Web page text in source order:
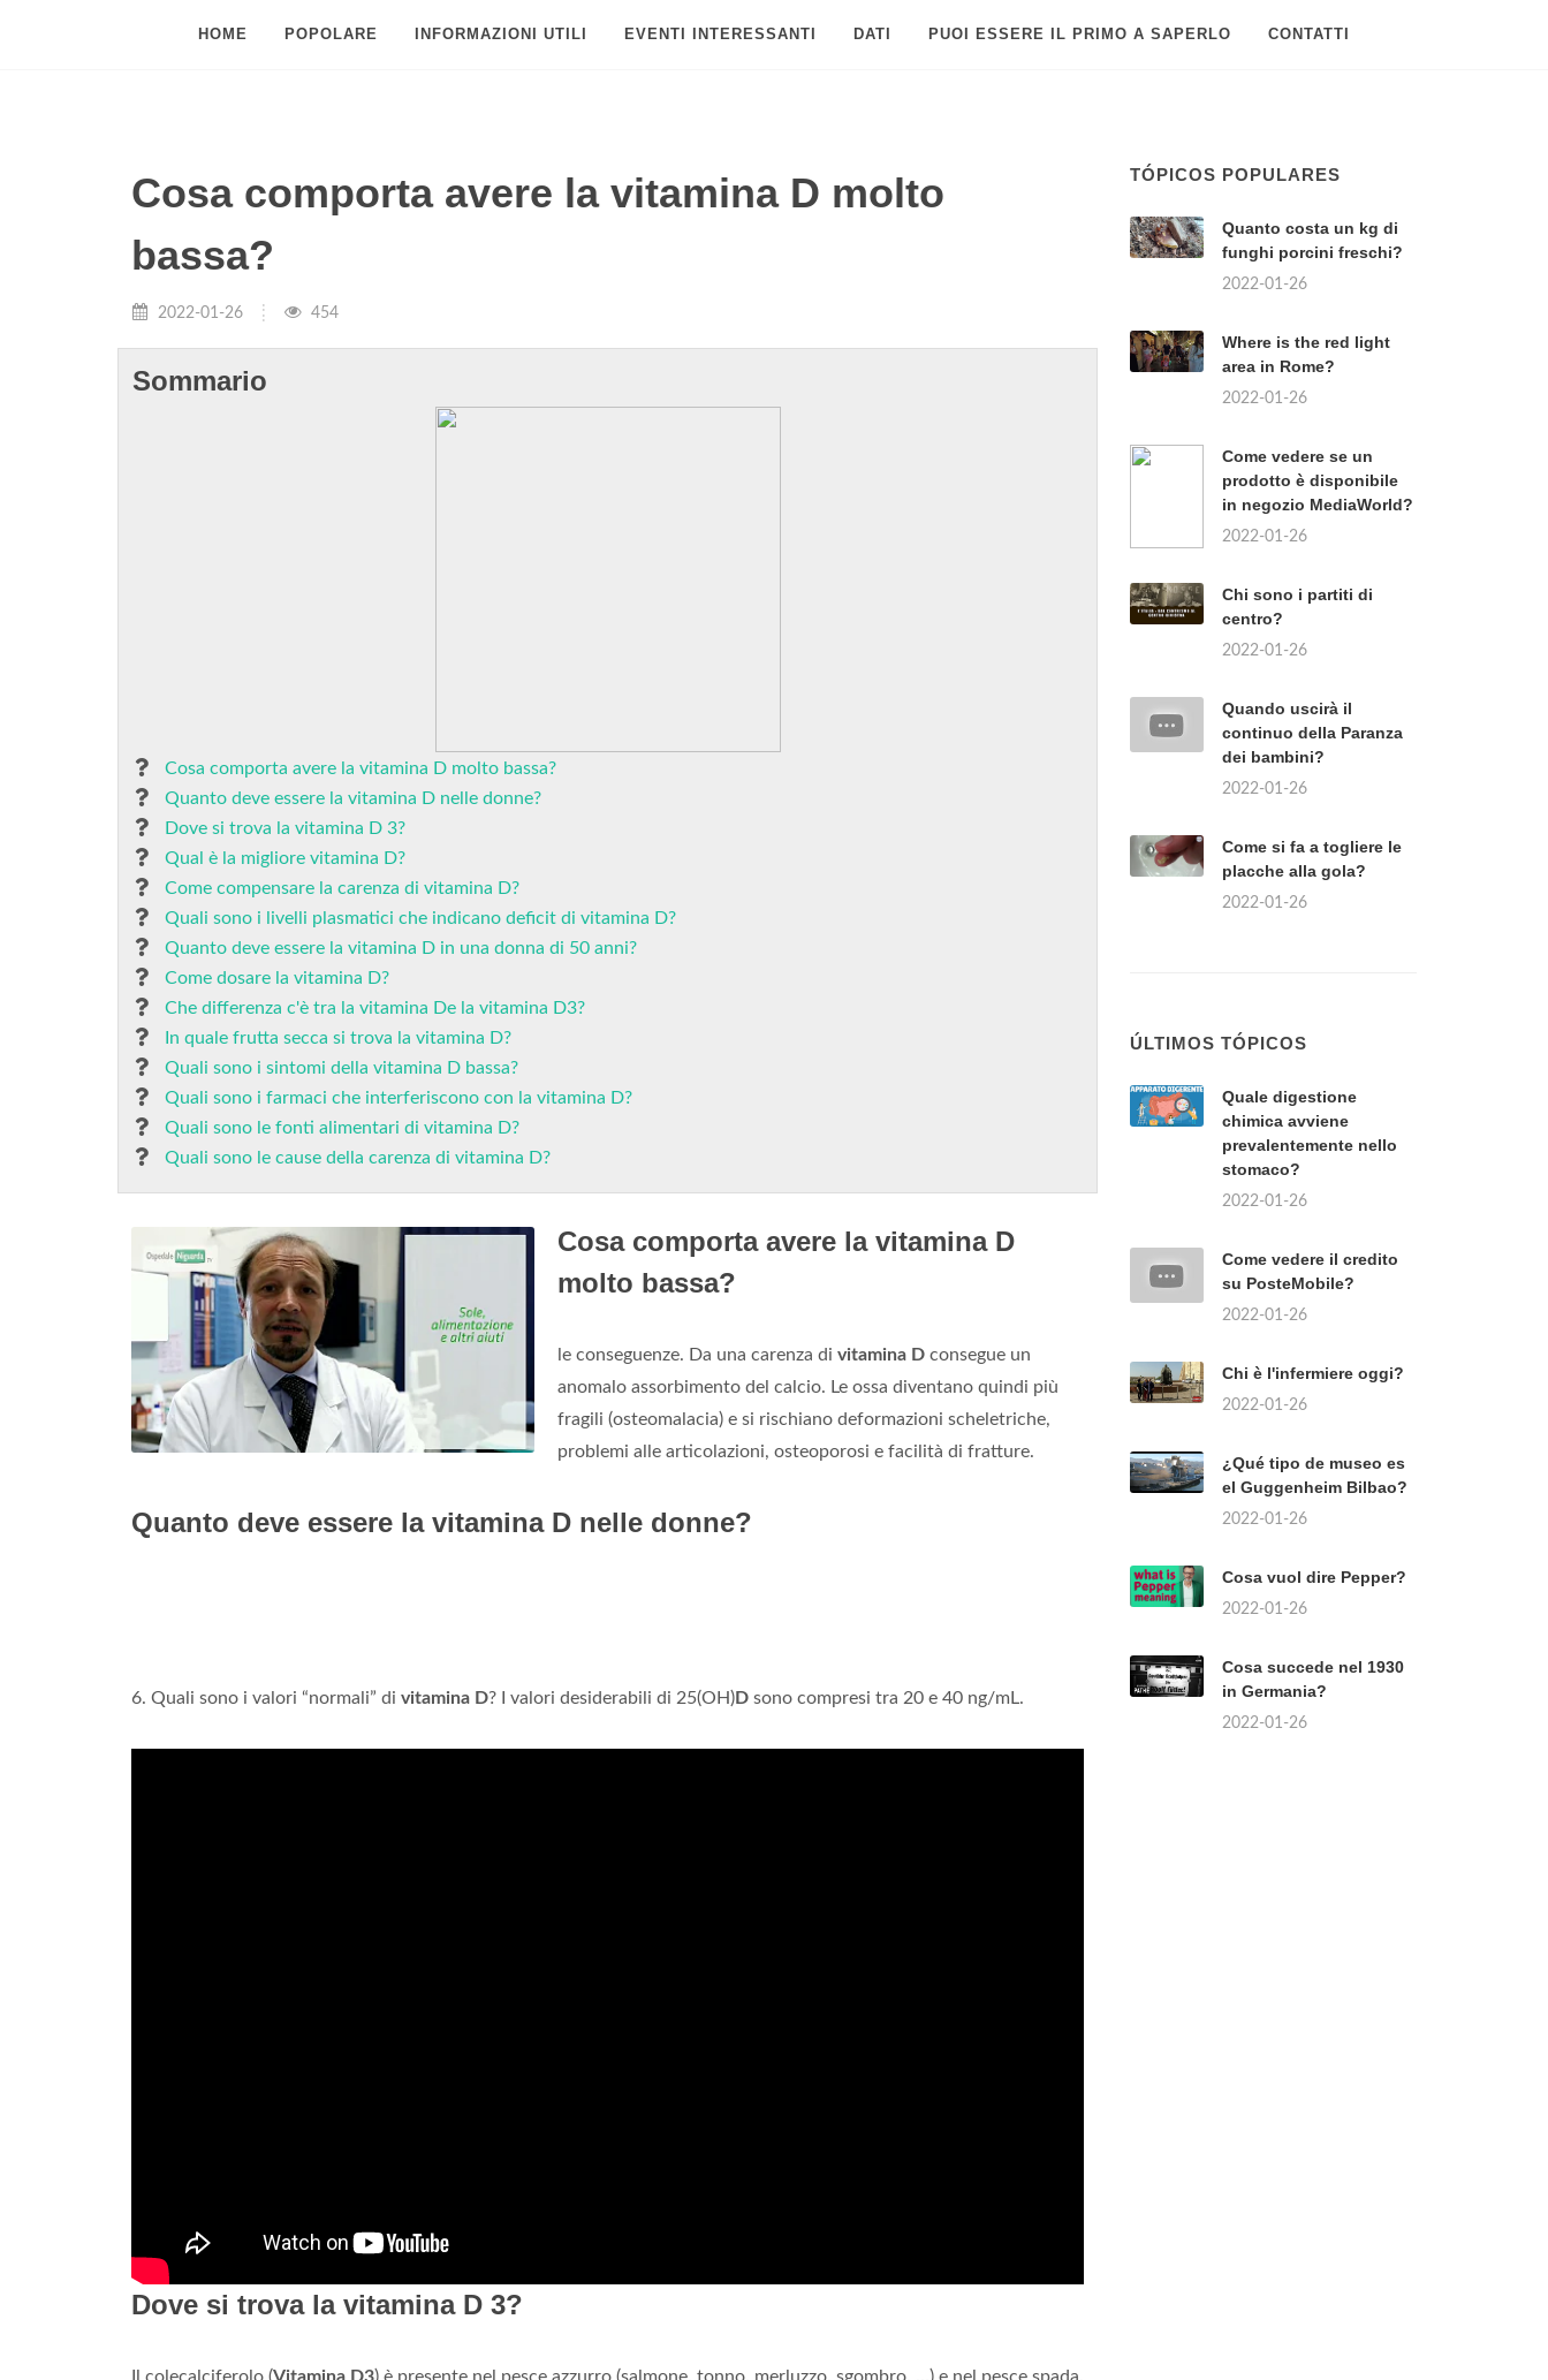
HOME POPOLARE INFORMAZIONI UTILI EVENTI INTERESSANTI DATI PUOI ESSERE IL PRIMO A SAPERLO CONTATTI
Cosa comporta avere la vitamina D molto
bassa?
2022-01-26 454
Sommario
Cosa comporta avere la vitamina D molto bassa?
Quanto deve essere la vitamina D nelle donne?
Dove si trova la vitamina D 3?
Qual è la migliore vitamina D?
Come compensare la carenza di vitamina D?
Quali sono i livelli plasmatici che indicano deficit di vitamina D?
Quanto deve essere la vitamina D in una donna di 50 anni?
Come dosare la vitamina D?
Che differenza c'è tra la vitamina De la vitamina D3?
In quale frutta secca si trova la vitamina D?
Quali sono i sintomi della vitamina D bassa?
Quali sono i farmaci che interferiscono con la vitamina D?
Quali sono le fonti alimentari di vitamina D?
Quali sono le cause della carenza di vitamina D?
Cosa comporta avere la vitamina D
molto bassa?
le conseguenze. Da una carenza di vitamina D consegue un
anomalo assorbimento del calcio. Le ossa diventano quindi più
fragili (osteomalacia) e si rischiano deformazioni scheletriche,
problemi alle articolazioni, osteoporosi e facilità di fratture.
Quanto deve essere la vitamina D nelle donne?
6. Quali sono i valori “normali” di vitamina D? I valori desiderabili di 25(OH)D sono compresi tra 20 e 40 ng/mL.
Dove si trova la vitamina D 3?
TÓPICOS POPULARES
Quanto costa un kg di
funghi porcini freschi?
2022-01-26
Where is the red light
area in Rome?
2022-01-26
Come vedere se un
prodotto è disponibile
in negozio MediaWorld?
2022-01-26
Chi sono i partiti di
centro?
2022-01-26
Quando uscirà il
continuo della Paranza
dei bambini?
2022-01-26
Come si fa a togliere le
placche alla gola?
2022-01-26
ÚLTIMOS TÓPICOS
Quale digestione
chimica avviene
prevalentemente nello
stomaco?
2022-01-26
Come vedere il credito
su PosteMobile?
2022-01-26
Chi è l'infermiere oggi?
2022-01-26
¿Qué tipo de museo es
el Guggenheim Bilbao?
2022-01-26
Cosa vuol dire Pepper?
2022-01-26
Cosa succede nel 1930
in Germania?
2022-01-26